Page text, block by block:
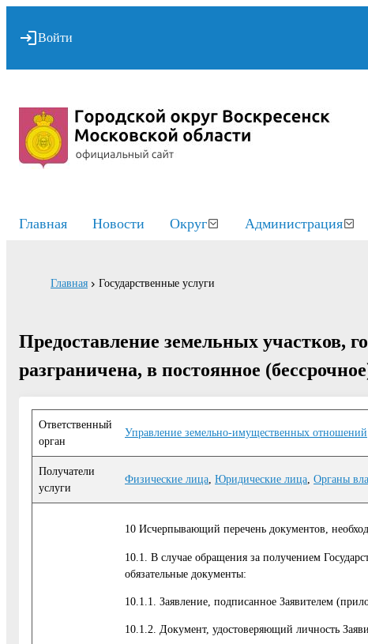
Войти
Главная Новости Округ Администрация
Главная Государственные услуги
Предоставление земельных участков,
разграничена, в постоянное
Ответственный
орган
Управление земельно-имущественных отношений
Получатели
услуги
Физические лица Юридические лица Органы
10 Исчерпывающий перечень документов,
10.1. В случае обращения за получением
обязательные документы:
10.1.1. Заявление, подписанное Заявителем
10.1.2. Документ, удостоверяющий личность